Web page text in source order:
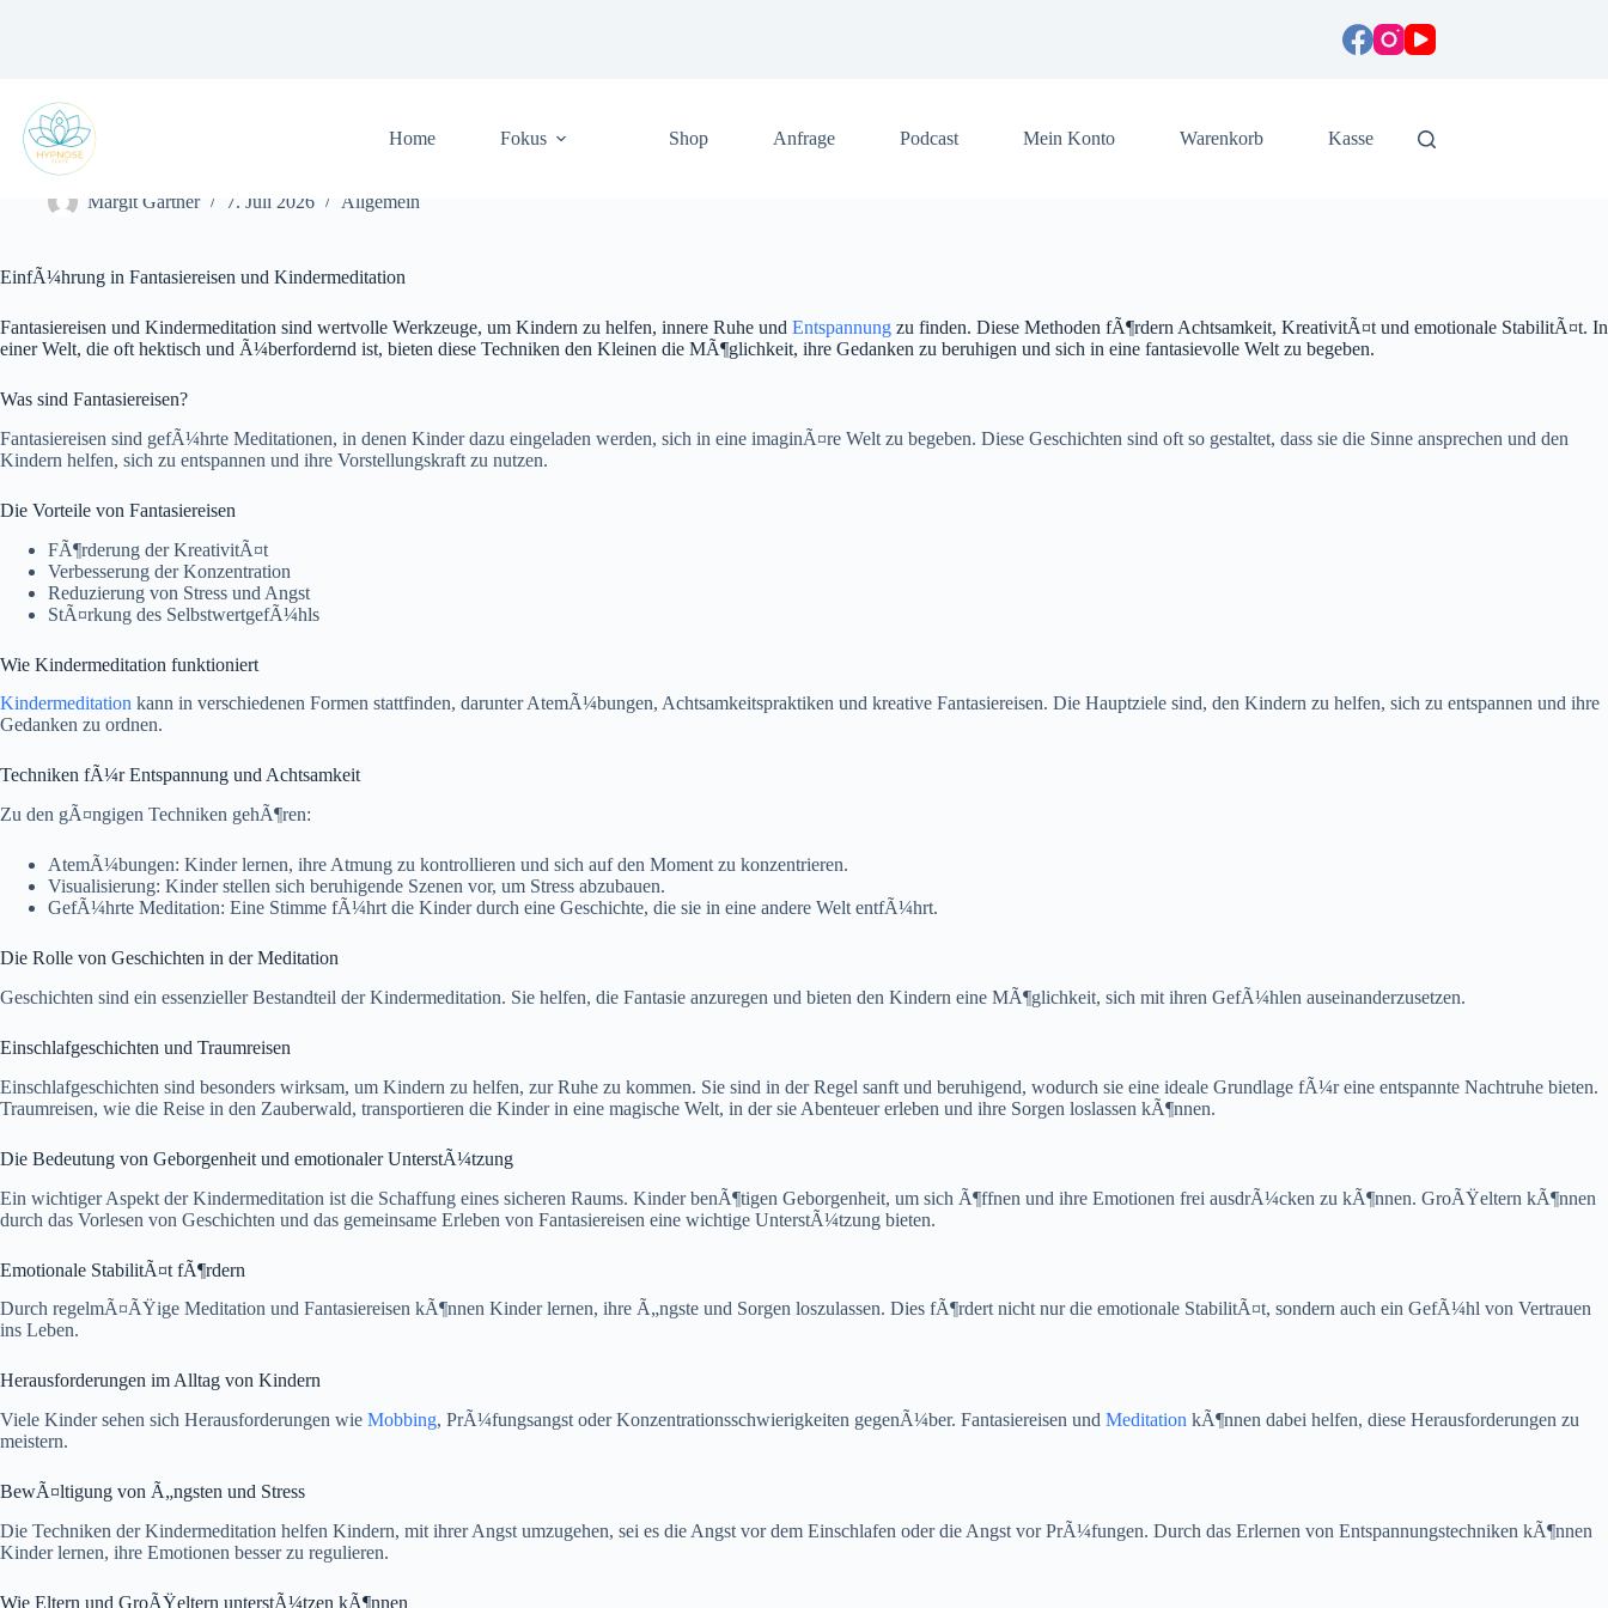
Home Fokus Shop Anfrage Podcast Mein Konto Warenkorb Kasse
Fantasiereisen für Kinder – Kindermeditation für mehr Entspannung und Achtsamkeit
Margit Gartner 7. Juli 2026 Allgemein
EinfÃ¼hrung in Fantasiereisen und Kindermeditation
Fantasiereisen und Kindermeditation sind wertvolle Werkzeuge, um Kindern zu helfen, innere Ruhe und Entspannung zu finden. Diese Methoden fÃ¶rdern Achtsamkeit, KreativitÃ¤t und emotionale StabilitÃ¤t. In
einer Welt, die oft hektisch und Ã¼berfordernd ist, bieten diese Techniken den Kleinen die MÃ¶glichkeit, ihre Gedanken zu beruhigen und sich in eine fantasievolle Welt zu begeben.
Was sind Fantasiereisen?
Fantasiereisen sind gefÃ¼hrte Meditationen, in denen Kinder dazu eingeladen werden, sich in eine imaginÃ¤re Welt zu begeben. Diese Geschichten sind oft so gestaltet, dass sie die Sinne ansprechen und den
Kindern helfen, sich zu entspannen und ihre Vorstellungskraft zu nutzen.
Die Vorteile von Fantasiereisen
FÃ¶rderung der KreativitÃ¤t
Verbesserung der Konzentration
Reduzierung von Stress und Angst
StÃ¤rkung des SelbstwertgefÃ¼hls
Wie Kindermeditation funktioniert
Kindermeditation kann in verschiedenen Formen stattfinden, darunter AtemÃ¼bungen, Achtsamkeitspraktiken und kreative Fantasiereisen. Die Hauptziele sind, den Kindern zu helfen, sich zu entspannen und ihre
Gedanken zu ordnen.
Techniken fÃ¼r Entspannung und Achtsamkeit
Zu den gÃ¤ngigen Techniken gehÃ¶ren:
AtemÃ¼bungen: Kinder lernen, ihre Atmung zu kontrollieren und sich auf den Moment zu konzentrieren.
Visualisierung: Kinder stellen sich beruhigende Szenen vor, um Stress abzubauen.
GefÃ¼hrte Meditation: Eine Stimme fÃ¼hrt die Kinder durch eine Geschichte, die sie in eine andere Welt entfÃ¼hrt.
Die Rolle von Geschichten in der Meditation
Geschichten sind ein essenzieller Bestandteil der Kindermeditation. Sie helfen, die Fantasie anzuregen und bieten den Kindern eine MÃ¶glichkeit, sich mit ihren GefÃ¼hlen auseinanderzusetzen.
Einschlafgeschichten und Traumreisen
Einschlafgeschichten sind besonders wirksam, um Kindern zu helfen, zur Ruhe zu kommen. Sie sind in der Regel sanft und beruhigend, wodurch sie eine ideale Grundlage fÃ¼r eine entspannte Nachtruhe bieten.
Traumreisen, wie die Reise in den Zauberwald, transportieren die Kinder in eine magische Welt, in der sie Abenteuer erleben und ihre Sorgen loslassen kÃ¶nnen.
Die Bedeutung von Geborgenheit und emotionaler UnterstÃ¼tzung
Ein wichtiger Aspekt der Kindermeditation ist die Schaffung eines sicheren Raums. Kinder benÃ¶tigen Geborgenheit, um sich Ã¶ffnen und ihre Emotionen frei ausdrÃ¼cken zu kÃ¶nnen. GroÃŸeltern kÃ¶nnen
durch das Vorlesen von Geschichten und das gemeinsame Erleben von Fantasiereisen eine wichtige UnterstÃ¼tzung bieten.
Emotionale StabilitÃ¤t fÃ¶rdern
Durch regelmÃ¤ÃŸige Meditation und Fantasiereisen kÃ¶nnen Kinder lernen, ihre Ã„ngste und Sorgen loszulassen. Dies fÃ¶rdert nicht nur die emotionale StabilitÃ¤t, sondern auch ein GefÃ¼hl von Vertrauen
ins Leben.
Herausforderungen im Alltag von Kindern
Viele Kinder sehen sich Herausforderungen wie Mobbing, PrÃ¼fungsangst oder Konzentrationsschwierigkeiten gegenÃ¼ber. Fantasiereisen und Meditation kÃ¶nnen dabei helfen, diese Herausforderungen zu
meistern.
BewÃ¤ltigung von Ã„ngsten und Stress
Die Techniken der Kindermeditation helfen Kindern, mit ihrer Angst umzugehen, sei es die Angst vor dem Einschlafen oder die Angst vor PrÃ¼fungen. Durch das Erlernen von Entspannungstechniken kÃ¶nnen
Kinder lernen, ihre Emotionen besser zu regulieren.
Wie Eltern und GroÃŸeltern unterstÃ¼tzen kÃ¶nnen